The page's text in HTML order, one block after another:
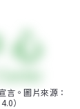
言。圖片來源：
）